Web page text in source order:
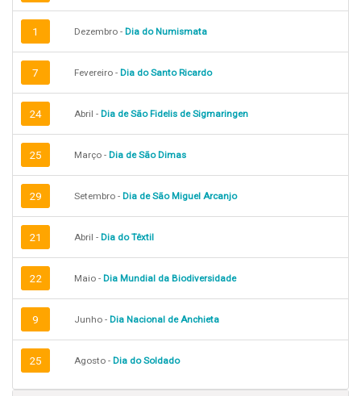
1 Dezembro - Dia do Numismata
7 Fevereiro - Dia do Santo Ricardo
24 Abril - Dia de São Fidelis de Sigmaringen
25 Março - Dia de São Dimas
29 Setembro - Dia de São Miguel Arcanjo
21 Abril - Dia do Têxtil
22 Maio - Dia Mundial da Biodiversidade
9 Junho - Dia Nacional de Anchieta
25 Agosto - Dia do Soldado